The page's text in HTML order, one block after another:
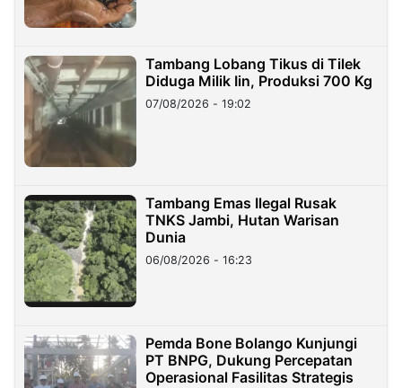
Tambang Lobang Tikus di Tilek
Diduga Milik Iin, Produksi 700 Kg
07/08/2026 - 19:02
Tambang Emas Ilegal Rusak
TNKS Jambi, Hutan Warisan
Dunia
06/08/2026 - 16:23
Pemda Bone Bolango Kunjungi
PT BNPG, Dukung Percepatan
Operasional Fasilitas Strategis